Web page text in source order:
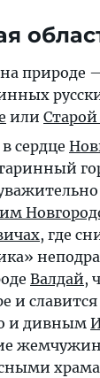
на природе
или Старой
в сердце
, где
Валдай,
и славится
и дивным